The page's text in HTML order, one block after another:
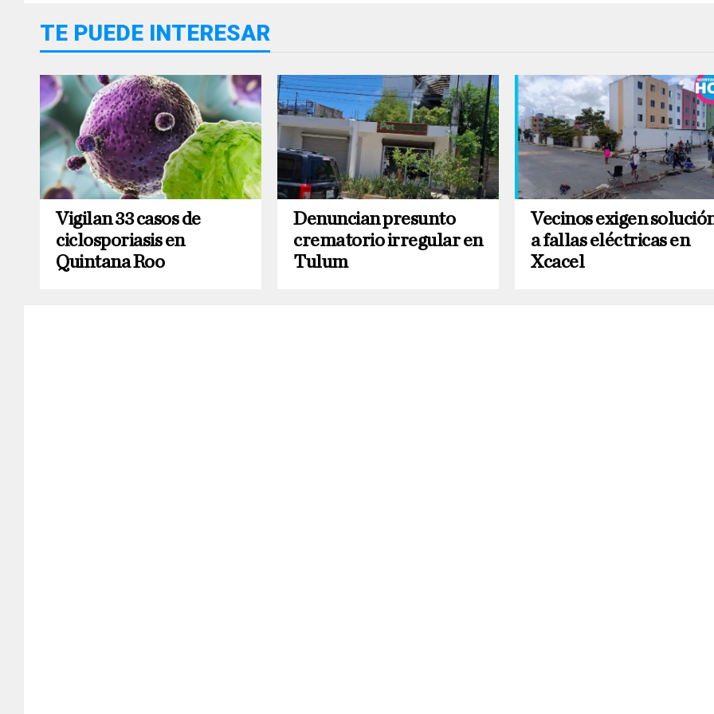
TE PUEDE INTERESAR
Vigilan 33 casos de
ciclosporiasis en
Quintana Roo
Denuncian presunto
crematorio irregular en
Tulum
Vecinos exigen
a fallas eléctricas en
Xcacel